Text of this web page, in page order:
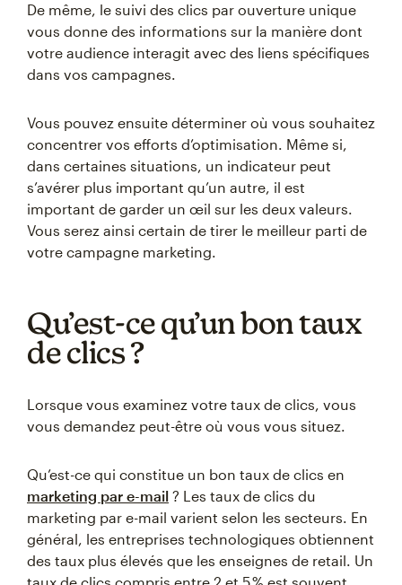
De même, le suivi des clics par ouverture unique
vous donne des informations sur la manière dont
votre audience interagit avec des liens spécifiques
dans vos campagnes.
Vous pouvez ensuite déterminer où vous souhaitez
concentrer vos efforts d’optimisation. Même si,
dans certaines situations, un indicateur peut
s’avérer plus important qu’un autre, il est
important de garder un œil sur les deux valeurs.
Vous serez ainsi certain de tirer le meilleur parti de
votre campagne marketing.
Qu’est-ce qu’un bon taux
de clics ?
Lorsque vous examinez votre taux de clics, vous
vous demandez peut-être où vous vous situez.
Qu’est-ce qui constitue un bon taux de clics en
marketing par e-mail ? Les taux de clics du
marketing par e-mail varient selon les secteurs. En
général, les entreprises technologiques obtiennent
des taux plus élevés que les enseignes de retail. Un